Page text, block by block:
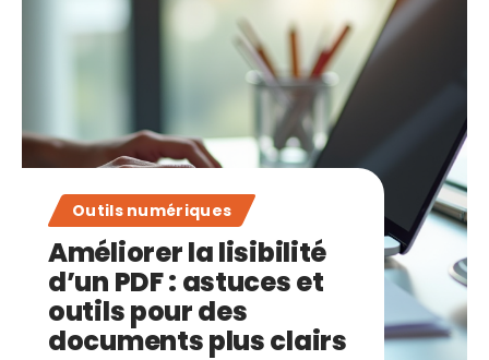
Outils numériques
Améliorer la lisibilité
d’un PDF : astuces et
outils pour des
documents plus clairs